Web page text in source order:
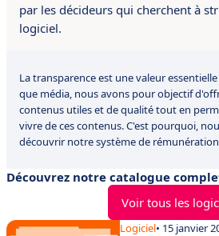
par les décideurs qui cherchent à
logiciel.
La transparence est une valeur
que média, nous avons pour objectif
contenus utiles et de qualité tout en
vivre de ces contenus. C'est pourquoi,
découvrir notre système de
Découvrez notre catalogue
Voir tous les
Logiciel• 15 janvier